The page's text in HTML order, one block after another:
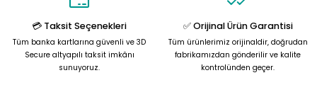
💳 Taksit Seçenekleri
Tüm banka kartlarına güvenli ve 3D
Secure altyapılı taksit imkânı
sunuyoruz.
✅ Orijinal Ürün Garantisi
Tüm ürünlerimiz orijinaldir, doğrudan
fabrikamızdan gönderilir ve kalite
kontrolünden geçer.